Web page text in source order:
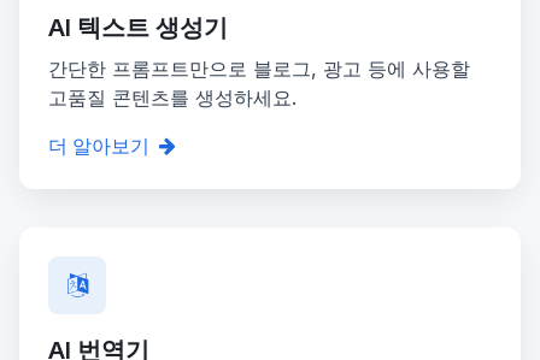
AI 텍스트 생성기
간단한 프롬프트만으로 블로그, 광고 등에 사용할
고품질 콘텐츠를 생성하세요.
더 알아보기
AI 번역기